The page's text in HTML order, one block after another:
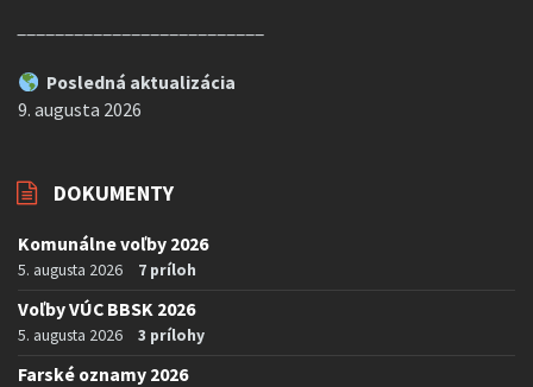
Posledná aktualizácia
9. augusta 2026
DOKUMENTY
Komunálne voľby 2026
5. augusta 2026 7 príloh
Voľby VÚC BBSK 2026
5. augusta 2026 3 prílohy
Farské oznamy 2026